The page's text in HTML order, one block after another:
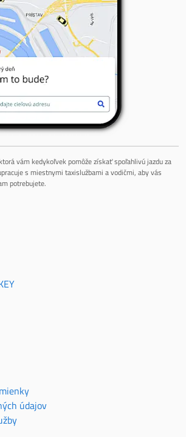
vám kedykoľvek pomôže získať spoľahlivú jazdu za
s miestnymi taxislužbami a vodičmi, aby vás
potrebujete.
údajov